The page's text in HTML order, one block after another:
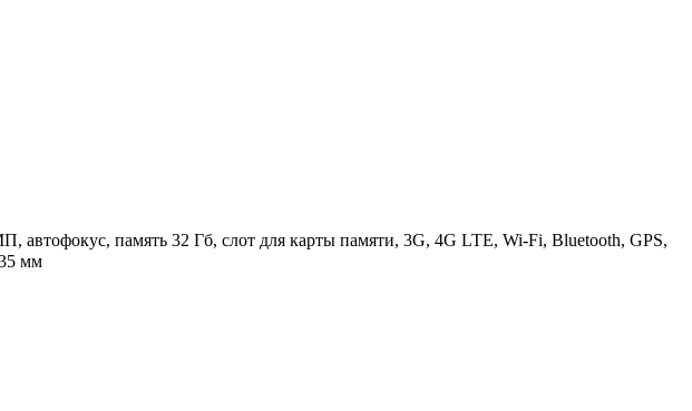
автофокус, память 32 Гб, слот для карты памяти, 3G, 4G LTE, Wi-Fi, Bluetooth, GPS,
мм